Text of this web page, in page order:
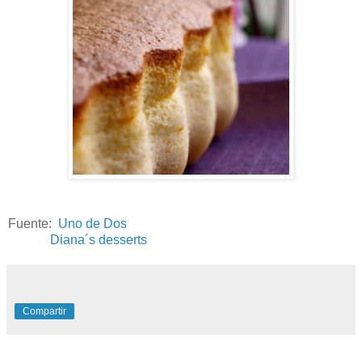
Fuente: Uno de Dos
Diana´s desserts
Compartir